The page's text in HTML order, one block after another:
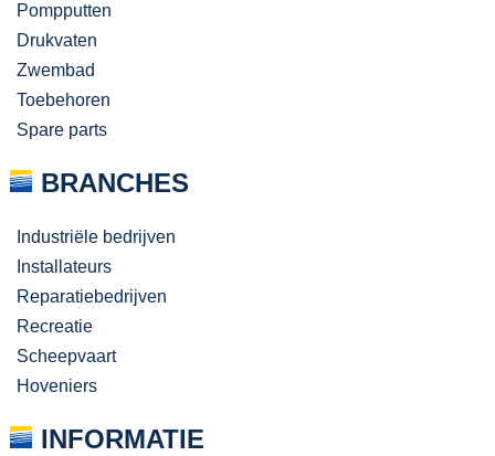
Pompputten
Drukvaten
Zwembad
Toebehoren
Spare parts
BRANCHES
Industriële bedrijven
Installateurs
Reparatiebedrijven
Recreatie
Scheepvaart
Hoveniers
INFORMATIE